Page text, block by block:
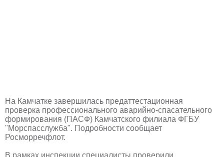
На Камчатке завершилась предаттестационная
проверка профессионального аварийно-спасательного
формирования (ПАСФ) Камчатского филиала ФГБУ
"Морспасслужба". Подробности сообщает
Росморречфлот.
В рамках инспекции специалисты проверили